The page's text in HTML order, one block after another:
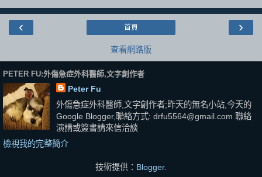
‹ ›
首頁
查看網路版
PETER FU:外傷急症外科醫師,文字創作者
Peter Fu
外傷急症外科醫師,文字創作者;昨天的無名小站,今天的
Google Blogger,聯絡方式: drfu5564@gmail.com 聯絡
演講或簽書請來信洽談
檢視我的完整簡介
技術提供： Blogger.